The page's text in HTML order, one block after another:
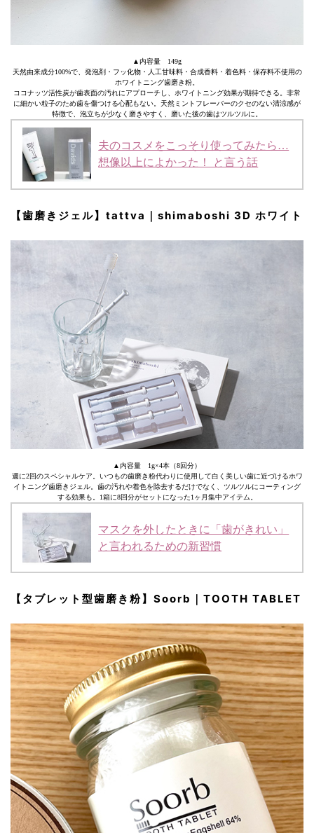
▲内容量 149g
天然由来成分100%で、発泡剤・フッ化物・人工甘味料・合成香料・着色料・保存料不使用の
ホワイトニング歯磨き粉。
ココナッツ活性炭が歯表面の汚れにアプローチし、ホワイトニング効果が期待できる。非常
に細かい粒子のため歯を傷つける心配もない。天然ミントフレーバーのクセのない清涼感が
特徴で、泡立ちが少なく磨きやすく、磨いた後の歯はツルツルに。
夫のコスメをこっそり使ってみたら…
想像以上によかった！ と言う話
【歯磨きジェル】tattva｜shimaboshi 3D ホワイト
▲内容量 1g×4本（8回分）
週に2回のスペシャルケア。いつもの歯磨き粉代わりに使用して白く美しい歯に近づけるホワ
イトニング歯磨きジェル。歯の汚れや着色を除去するだけでなく、ツルツルにコーティング
する効果も。1箱に8回分がセットになった1ヶ月集中アイテム。
マスクを外したときに「歯がきれい」
と言われるための新習慣
【タブレット型歯磨き粉】Soorb｜TOOTH TABLET